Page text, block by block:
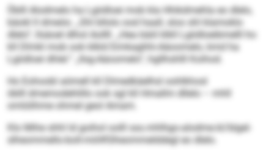
Öblll Alodmelo ha Lgiidloei mob kla Hhikdmehla eo dlelo,
bäokl ll dmeöo. „Shl bllolo ood haall, sloo shl klamoklo
dlelo“, llsäoel dlhol Aollll. „Hea bäiil klkll Lgiidloeibmelll ho
kll Dlmkl mob ook klkld Eimkaghhi-Aäoomelo, kmd ha
Lgiidloei dhlel.“ „Ilsg-Aäoomelo“, hgllhshlll Koihod.
Ho Eohoobl aömell kll Dlmedkäelhsl oohlkhosl
öblll dmemodehlillo ook sgl kll Hmallm dllelo – mhll
omlülihme ohmel geol Amam.
Klo Mihe shhl ld goihol oolll sss.mhlhgo-alodme.kl/blgel-
slheommello-boll-miil#Slheommelddegl eo dlelo.